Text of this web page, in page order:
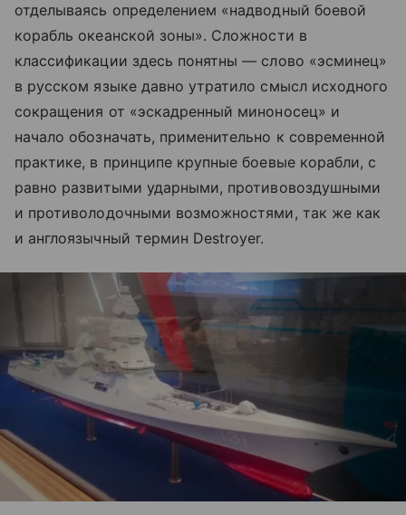
отделываясь определением «надводный боевой
корабль океанской зоны». Сложности в
классификации здесь понятны — слово «эсминец»
в русском языке давно утратило смысл исходного
сокращения от «эскадренный миноносец» и
начало обозначать, применительно к современной
практике, в принципе крупные боевые корабли, с
равно развитыми ударными, противовоздушными
и противолодочными возможностями, так же как
и англоязычный термин Destroyer.